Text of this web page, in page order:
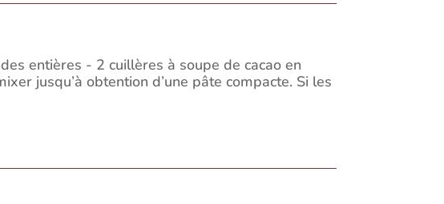
entières - 2 cuillères à soupe de cacao en
jusqu’à obtention d’une pâte compacte. Si les